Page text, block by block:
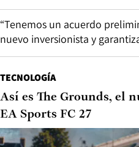
“Tenemos un acuerdo
nuevo inversionista y
TECNOLOGÍA
Así es The Grounds, el
EA Sports FC 27